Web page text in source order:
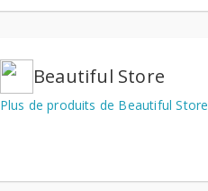
Beautiful Store
Plus de produits de Beautiful Store